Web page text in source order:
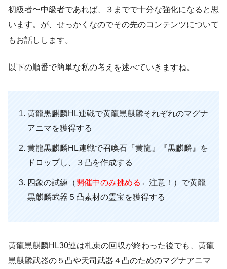
初級者〜中級者であれば、３までで十分な強化になると思
います。が、せっかくなのでその先のコンテンツについて
もお話しします。
以下の順番で簡単な私の考えを述べていきますね。
黄龍黒麒麟HL連戦で黄龍黒麒麟それぞれのマグナ
アニマを獲得する
黄龍黒麒麟HL連戦で召喚石『黄龍』『黒麒麟』を
ドロップし、３凸を作成する
四象の試練（ 開催中のみ挑める ←注意！）で黄龍
黒麒麟武器５凸素材の霊宝を獲得する
黄龍黒麒麟HL30連は札束の回収が終わった後でも、黄龍
黒麒麟武器の５凸や天司武器４凸のためのマグナアニマ